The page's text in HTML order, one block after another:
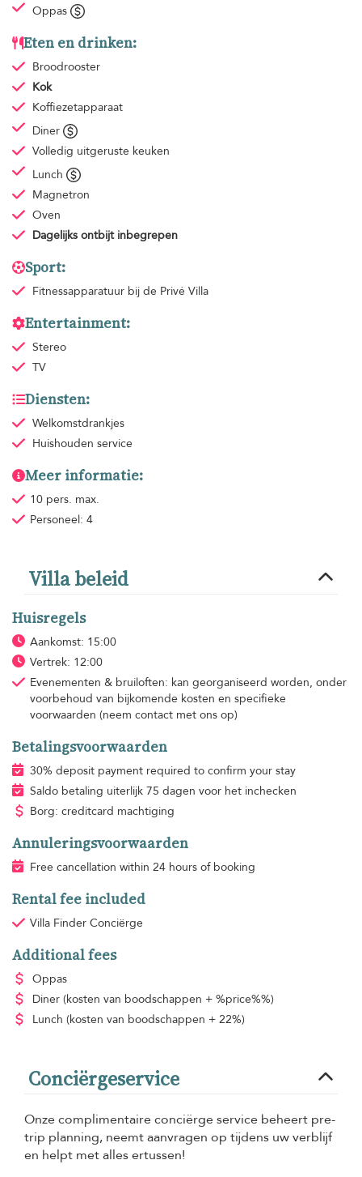
Oppas
Eten en drinken:
Broodrooster
Kok
Koffiezetapparaat
Diner
Volledig uitgeruste keuken
Lunch
Magnetron
Oven
Dagelijks ontbijt inbegrepen
Sport:
Fitnessapparatuur bij de Privé Villa
Entertainment:
Stereo
TV
Diensten:
Welkomstdrankjes
Huishouden service
Meer informatie:
10 pers. max.
Personeel: 4
Villa beleid
Huisregels
Aankomst: 15:00
Vertrek: 12:00
Evenementen & bruiloften: kan georganiseerd worden, onder
voorbehoud van bijkomende kosten en specifieke
voorwaarden (neem contact met ons op)
Betalingsvoorwaarden
30% deposit payment required to confirm your stay
Saldo betaling uiterlijk 75 dagen voor het inchecken
Borg: creditcard machtiging
Annuleringsvoorwaarden
Free cancellation within 24 hours of booking
Rental fee included
Villa Finder Conciërge
Additional fees
Oppas
Diner (kosten van boodschappen + %price%%)
Lunch (kosten van boodschappen + 22%)
Conciërgeservice
Onze complimentaire conciërge service beheert pre-
trip planning, neemt aanvragen op tijdens uw verblijf
en helpt met alles ertussen!